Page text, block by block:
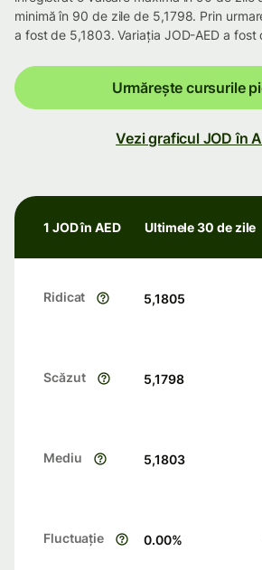
minimă în 90 de zile de 5,1798. Prin
a fost de 5,1803. Variația JOD-AED a fost
Urmărește cursurile
Vezi graficul JOD în
1 JOD în AED Ultimele 30 de zile
Ridicat 5,1805
Scăzut 5,1798
Mediu 5,1803
Fluctuație 0.00%